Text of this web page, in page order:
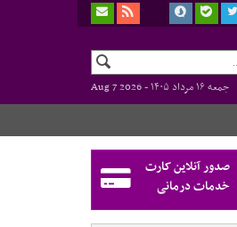
جمعه ۱۶ مرداد ۱۴۰۵ -
Aug 7 2026
صدور آنلاین کارت
خدمات درمانی